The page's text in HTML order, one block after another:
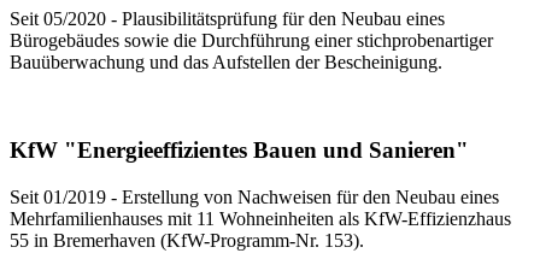
Seit 05/2020 - Plausibilitätsprüfung für den Neubau eines
Bürogebäudes sowie die Durchführung einer stichprobenartiger
Bauüberwachung und das Aufstellen der Bescheinigung.
KfW "Energieeffizientes Bauen und Sanieren"
Seit 01/2019 - Erstellung von Nachweisen für den Neubau eines
Mehrfamilienhauses mit 11 Wohneinheiten als KfW-Effizienzhaus
55 in Bremerhaven (KfW-Programm-Nr. 153).